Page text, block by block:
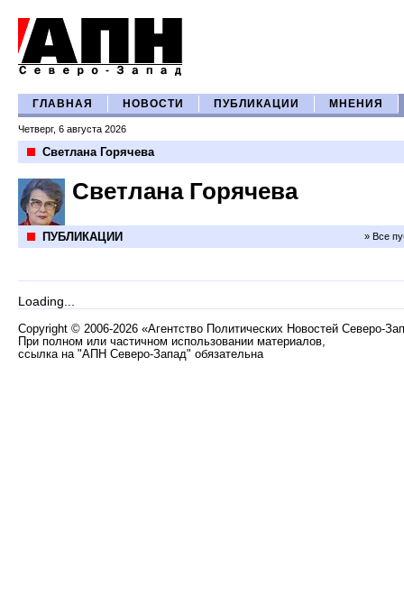
ГЛАВНАЯ НОВОСТИ ПУБЛИКАЦИИ МНЕНИЯ
Четверг, 6 августа 2026
Светлана Горячева
Светлана Горячева
ПУБЛИКАЦИИ » Все
Loading...
Copyright © 2006-2026 «Агентство Политических Новостей Северо-
При полном или частичном использовании материалов,
ссылка на "АПН Северо-Запад" обязательна